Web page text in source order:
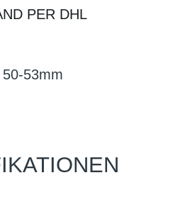
PER DHL
53mm